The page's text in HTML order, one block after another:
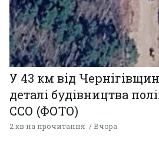
У 43 км від
деталі будівництва
ССО (ФОТО)
2 хв на прочитання Вчора